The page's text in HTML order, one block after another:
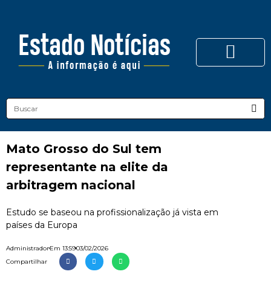
Mato Grosso do Sul tem
representante na elite da
arbitragem nacional
Estudo se baseou na profissionalização já vista em
países da Europa
AdministradorEm 13:5903/02/2026
Compartilhar